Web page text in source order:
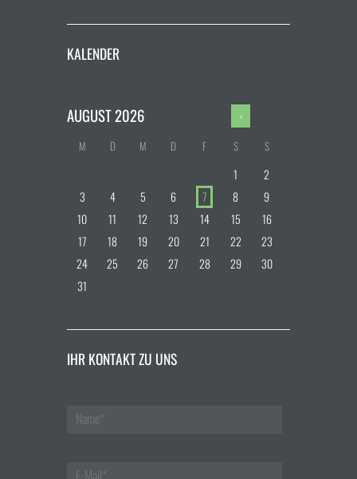
KALENDER
AUGUST2026
M D M D F S S
1
2
3
4 5 6 7 8
9
10
11 12 13 14 15
16
17
18 19 20 21 22
23
24
25 26 27 28 29
30
31
IHR KONTAKT ZU UNS